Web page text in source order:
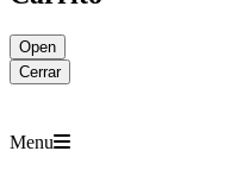
Open
Cerrar
Menu